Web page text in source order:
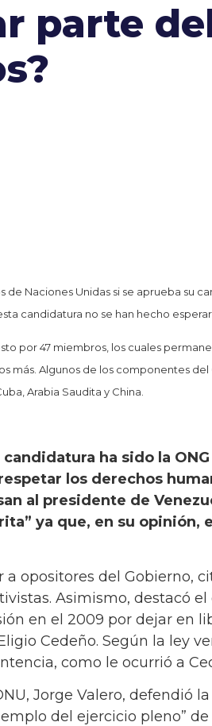
parte
Naciones Unidas si se aprueba su
candidatura no se han hecho esperar.
por 47 miembros, los cuales
más. Algunos de los componentes del
Arabia Saudita y China.
ha sido la ONG
los derechos
al presidente de
ya que, en su opinión,
a opositores del Gobierno,
Asimismo, destacó el
en el 2009 por dejar en
Cedeño. Según la ley
como le ocurrió a
Jorge Valero, defendió la
del ejercicio pleno” de